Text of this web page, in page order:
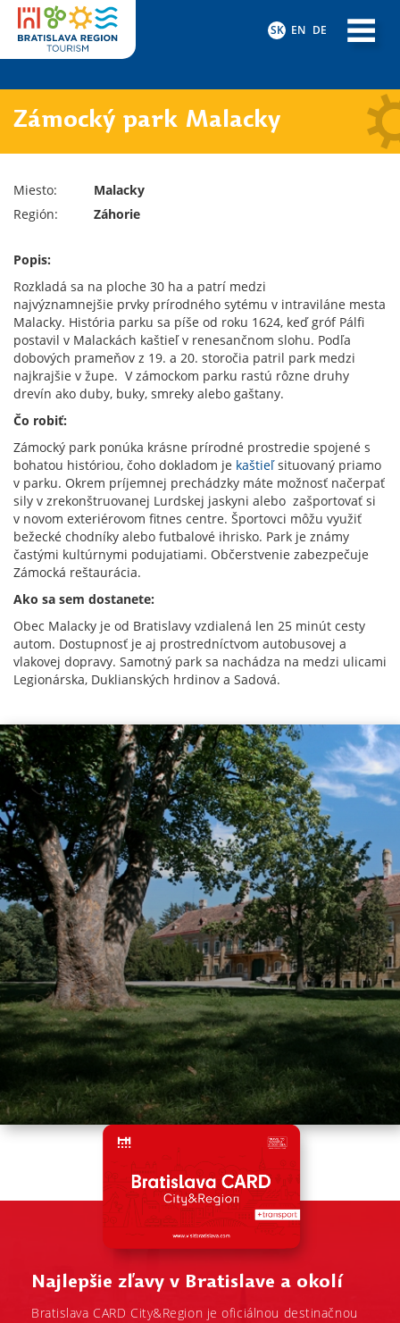
SK EN DE
Zámocký park Malacky
Miesto:
Malacky
Región:
Záhorie
Popis:
Rozkladá sa na ploche 30 ha a patrí medzi
najvýznamnejšie prvky prírodného sytému v intraviláne mesta
Malacky. História parku sa píše od roku 1624, keď gróf Pálfi
postavil v Malackách kaštieľ v renesančnom slohu. Podľa
dobových prameňov z 19. a 20. storočia patril park medzi
najkrajšie v župe. V zámockom parku rastú rôzne druhy
drevín ako duby, buky, smreky alebo gaštany.
Čo robiť:
Zámocký park ponúka krásne prírodné prostredie spojené s
bohatou históriou, čoho dokladom je kaštieľsituovaný priamo
v parku. Okrem príjemnej prechádzky máte možnosť načerpať
sily v zrekonštruovanej Lurdskej jaskyni alebo zašportovať si
v novom exteriérovom fitnes centre. Športovci môžu využiť
bežecké chodníky alebo futbalové ihrisko. Park je známy
častými kultúrnymi podujatiami. Občerstvenie zabezpečuje
Zámocká reštaurácia.
Ako sa sem dostanete:
Obec Malacky je od Bratislavy vzdialená len 25 minút cesty
autom. Dostupnosť je aj prostredníctvom autobusovej a
vlakovej dopravy. Samotný park sa nachádza na medzi ulicami
Legionárska, Duklianských hrdinov a Sadová.
Najlepšie zľavy v Bratislave a okolí
Bratislava CARD City&Region je oficiálnou destinačnou